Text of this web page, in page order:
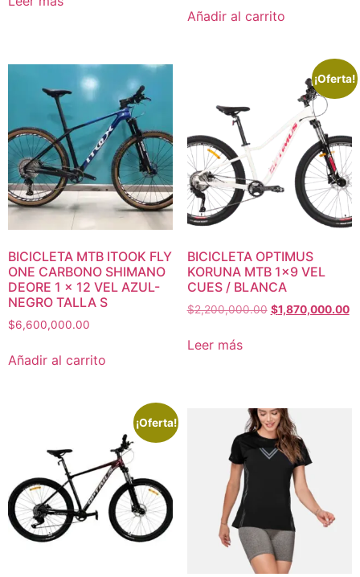
Añadir al carrito
BICICLETA MTB ITOOK FLY
ONE CARBONO SHIMANO
DEORE 1 x 12 VEL AZUL-
NEGRO TALLA S
$6,600,000.00
Añadir al carrito
¡Oferta!
BICICLETA OPTIMUS
KORUNA MTB 1×9 VEL
CUES / BLANCA
$2,200,000.00 $1,870,000.00
Leer más
¡Oferta!